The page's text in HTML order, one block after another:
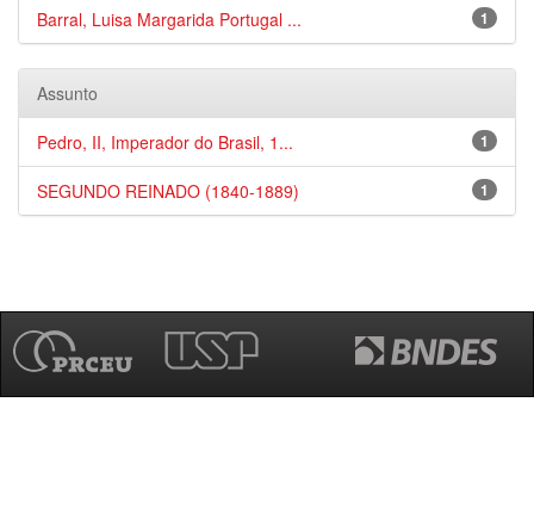
1
Barral, Luisa Margarida Portugal ...
Assunto
1
Pedro, II, Imperador do Brasil, 1...
1
SEGUNDO REINADO (1840-1889)